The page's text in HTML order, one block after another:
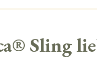
Sling